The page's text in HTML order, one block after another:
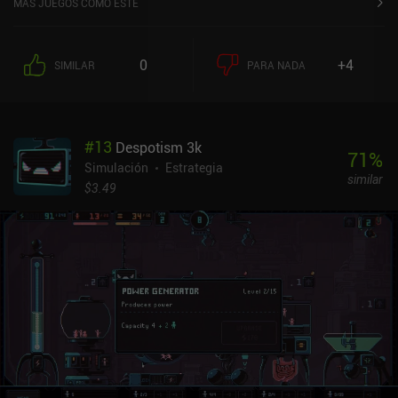
cualquier discrepancia en los papeles de alguien da lugar a multas
y a una reducción del salario, lo que a su vez afecta gradualmente
penurias cotidianas de la gente corriente de nuestro país.
Conocemos de primera mano el cuestionable rumbo político de
nuestro gobierno, aprendemos los secretos del oscuro pasado del
sufrimos pérdidas personales. Nuestras decisiones morales
también afectan al transcurso de la partida y determinan el
desenlace final. Aunque el estilo artístico, las mecánicas básicas y
muchas de las ideas del juego se han copiado de Papers, Please,
Black Border no es un clon puro y duro. Introduce su propia
historia intrigante, giros argumentales más enrevesados y algunos
enfoques interesantes de la rutina de comprobación de
documentos. La dificultad también parece más ligera, ya que en
realidad nunca experimentamos escasez de dinero. Black Border
cuesta 2,49 $ en Android y 1,99 $ en iOS, con iAPs adicionales para
MÁS JUEGOS COMO ESTE
SIMILAR 0 PARA NADA +4
#13 Despotism 3k
Simulación
Estrategia
$3.49
71%
similar